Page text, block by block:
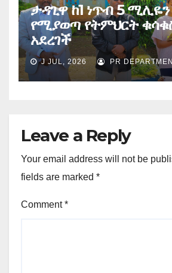
ታዳጊዋ ከ1 ነጥብ 5 ሚሊዬን
የሚያወጣ የትምህርት
አደረገች
J JUL, 2026 PR
Leave a Reply
Your email address will not be
fields are marked *
Comment*